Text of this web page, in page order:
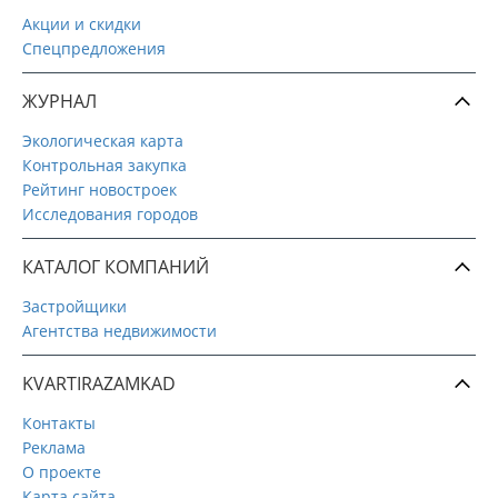
Акции и скидки
Спецпредложения
ЖУРНАЛ
Экологическая карта
Контрольная закупка
Рейтинг новостроек
Исследования городов
КАТАЛОГ КОМПАНИЙ
Застройщики
Агентства недвижимости
KVARTIRAZAMKAD
Контакты
Реклама
О проекте